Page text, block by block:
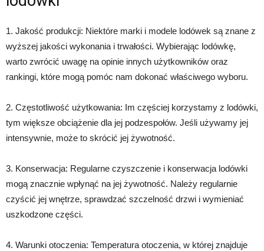
1. Jakość produkcji: Niektóre marki i modele lodówek są znane z
wyższej jakości wykonania i trwałości. Wybierając lodówkę,
warto zwrócić uwagę na opinie innych użytkowników oraz
rankingi, które mogą pomóc nam dokonać właściwego wyboru.
2. Częstotliwość użytkowania: Im częściej korzystamy z lodówki,
tym większe obciążenie dla jej podzespołów. Jeśli używamy jej
intensywnie, może to skrócić jej żywotność.
3. Konserwacja: Regularne czyszczenie i konserwacja lodówki
mogą znacznie wpłynąć na jej żywotność. Należy regularnie
czyścić jej wnętrze, sprawdzać szczelność drzwi i wymieniać
uszkodzone części.
4. Warunki otoczenia: Temperatura otoczenia, w której znajduje